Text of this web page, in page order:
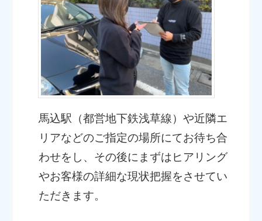
馬込駅（都営地下鉄浅草線）や近隣エ
リアなどのご指定の場所にてお待ち合
わせをし、その後にまずはヒアリング
やお客様の詳細な現状把握をさせてい
ただきます。